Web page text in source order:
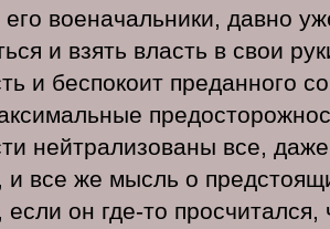
его военачальники, давно
и взять власть в свои
и беспокоит преданного
нейтрализованы все,
и все же мысль о
если он где-то просчитался,